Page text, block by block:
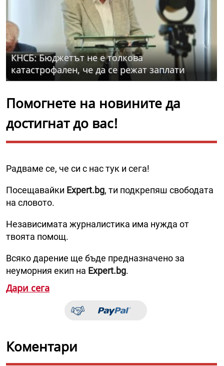
КНСБ: Бюджетът не е толкова
катастрофален, че да се режат заплати
Помогнете на новините да
достигнат до вас!
Радваме се, че си с нас тук и сега!
Посещавайки Expert.bg, ти подкрепяш свободата
на словото.
Независимата журналистика има нужда от
твоята помощ.
Всяко дарение ще бъде предназначено за
неуморния екип на Expert.bg.
Дари сега
Коментари